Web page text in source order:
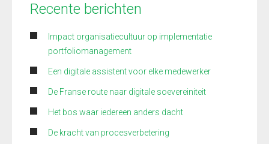
Recente berichten
Impact organisatiecultuur op implementatie
portfoliomanagement
Een digitale assistent voor elke medewerker
De Franse route naar digitale soevereiniteit
Het bos waar iedereen anders dacht
De kracht van procesverbetering